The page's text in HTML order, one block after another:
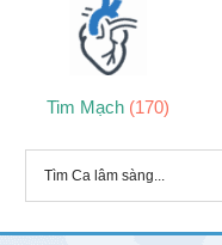
Tim Mạch (170)